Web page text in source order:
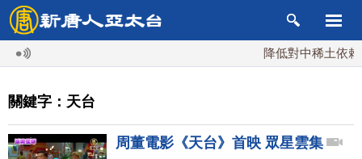
降低對中稀土依賴
關鍵字：天台
周董電影《天台》首映 眾星雲集